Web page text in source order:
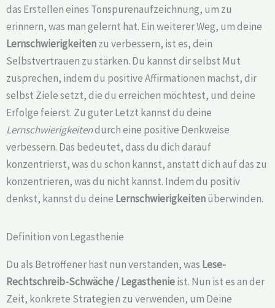
das Erstellen eines Tonspurenaufzeichnung, um zu
erinnern, was man gelernt hat. Ein weiterer Weg, um deine
Lernschwierigkeitenzu verbessern, ist es, dein
Selbstvertrauen zu stärken. Du kannst dir selbst Mut
zusprechen, indem du positive Affirmationen machst, dir
selbst Ziele setzt, die du erreichen möchtest, und deine
Erfolge feierst. Zu guter Letzt kannst du deine
Lernschwierigkeitendurch eine positive Denkweise
verbessern. Das bedeutet, dass du dich darauf
konzentrierst, was du schon kannst, anstatt dich auf das zu
konzentrieren, was du nicht kannst. Indem du positiv
denkst, kannst du deine Lernschwierigkeitenüberwinden.
Definition von Legasthenie
Du als Betroffener hast nun verstanden, was Lese-
Rechtschreib-Schwäche /Legasthenieist. Nun ist es an der
Zeit, konkrete Strategien zu verwenden, um Deine